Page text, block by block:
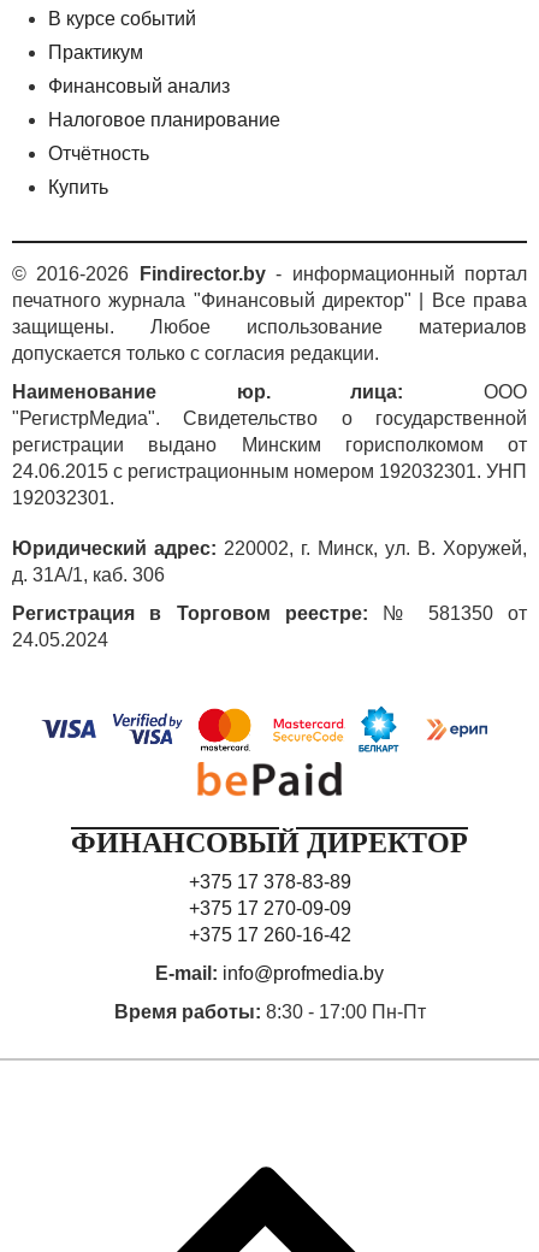
В курсе событий
Практикум
Финансовый анализ
Налоговое планирование
Отчётность
Купить
© 2016-2026 Findirector.by- информационный портал
печатного журнала "Финансовый директор" | Все права
защищены. Любое использование материалов
допускается только с согласия редакции.
Наименование юр. лица: ООО
"РегистрМедиа". Свидетельство о государственной
регистрации выдано Минским горисполкомом от
24.06.2015 с регистрационным номером 192032301. УНП
192032301.
Юридический адрес: 220002, г. Минск, ул. В. Хоружей,
д. 31А/1, каб. 306
Регистрация в Торговом реестре: № 581350 от
24.05.2024
ФИНАНСОВЫЙ ДИРЕКТОР
+375 17 378-83-89
+375 17 270-09-09
+375 17 260-16-42
E-mail: info@profmedia.by
Время работы: 8:30 - 17:00 Пн-Пт